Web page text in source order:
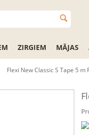
ZIRGIEM MĀJAS
Flexi New Classic S Tape 5 m